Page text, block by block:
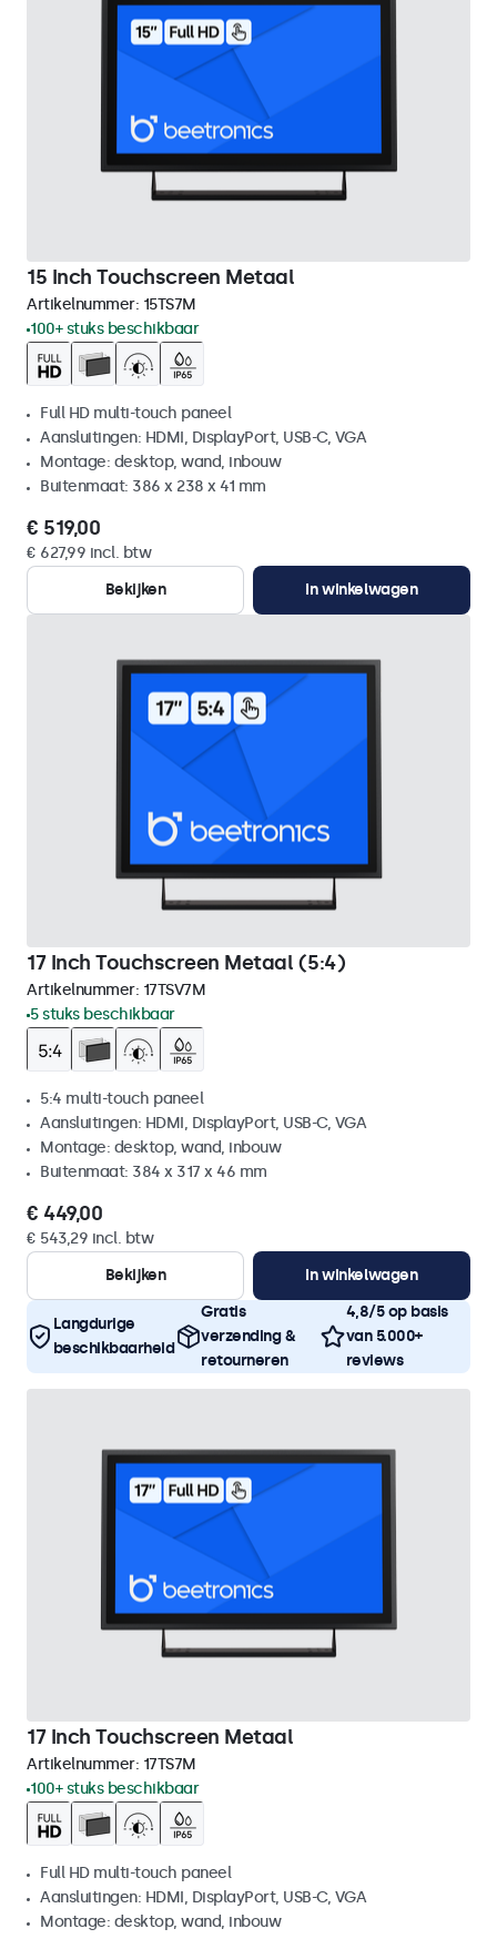
15 Inch Touchscreen Metaal
Artikelnummer: 15TS7M
100+ stuks beschikbaar
Full HD multi-touch paneel
Aansluitingen: HDMI, DisplayPort, USB-C, VGA
Montage: desktop, wand, inbouw
Buitenmaat: 386 x 238 x 41 mm
€ 519,00
€ 627,99 incl. btw
Bekijken
In winkelwagen
17 Inch Touchscreen Metaal (5:4)
Artikelnummer: 17TSV7M
5 stuks beschikbaar
5:4 multi-touch paneel
Aansluitingen: HDMI, DisplayPort, USB-C, VGA
Montage: desktop, wand, inbouw
Buitenmaat: 384 x 317 x 46 mm
€ 449,00
€ 543,29 incl. btw
Bekijken
In winkelwagen
Langdurige
beschikbaarheid
Gratis
verzending &
retourneren
4,8/5 op basis
van 5.000+
reviews
17 Inch Touchscreen Metaal
Artikelnummer: 17TS7M
100+ stuks beschikbaar
Full HD multi-touch paneel
Aansluitingen: HDMI, DisplayPort, USB-C, VGA
Montage: desktop, wand, inbouw